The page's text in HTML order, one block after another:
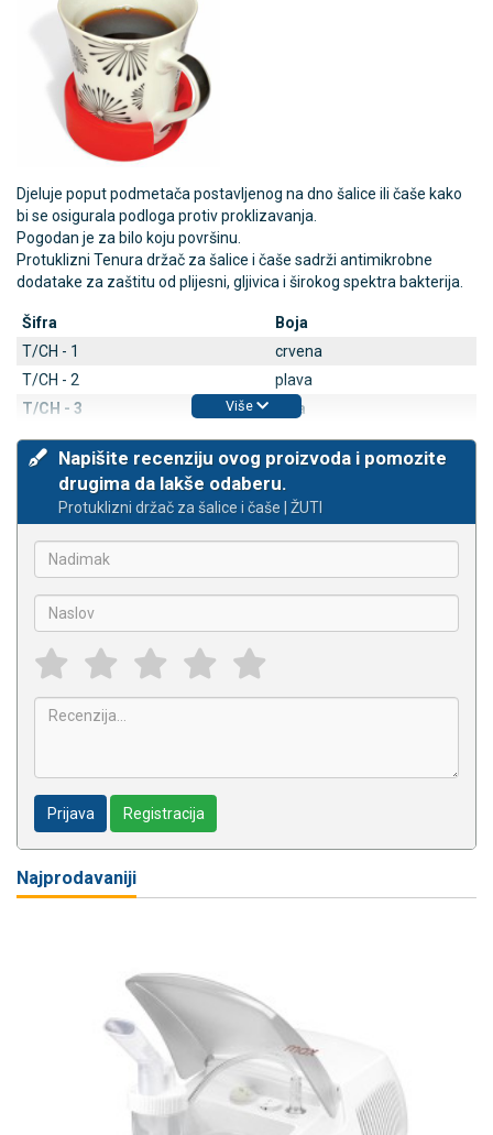
Djeluje poput podmetača postavljenog na dno šalice ili čaše kako
bi se osigurala podloga protiv proklizavanja.
Pogodan je za bilo koju površinu.
Protuklizni Tenura držač za šalice i čaše sadrži antimikrobne
dodatake za zaštitu od plijesni, gljivica i širokog spektra bakterija.
Šifra
Boja
T/CH - 1
crvena
T/CH - 2
plava
T/CH - 3
žuta
Više
Napišite recenziju ovog proizvoda i pomozite
drugima da lakše odaberu.
Protuklizni držač za šalice i čaše | ŽUTI
Prijava Registracija
Najprodavaniji